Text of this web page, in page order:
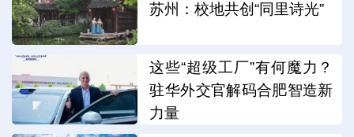
苏州：校地共创“同里诗光”
这些“超级工厂”有何魔力？
驻华外交官解码合肥智造新
力量